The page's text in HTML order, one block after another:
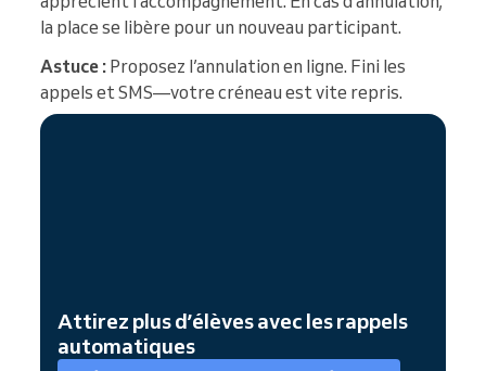
la place se libère pour un nouveau participant.
Astuce : Proposez l’annulation en ligne. Fini les
appels et SMS—votre créneau est vite repris.
Attirez plus d’élèves avec les rappels
automatiques